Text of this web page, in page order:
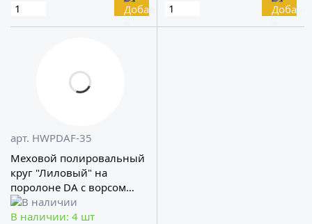
арт. HWPDAF-35
Меховой полировальный
круг "Лиловый" на
поролоне DA с ворсом
8мм A302
В наличии: 4 шт